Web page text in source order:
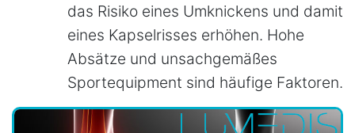
das Risiko eines Umknickens und damit
eines Kapselrisses erhöhen. Hohe
Absätze und unsachgemäßes
Sportequipment sind häufige Faktoren.